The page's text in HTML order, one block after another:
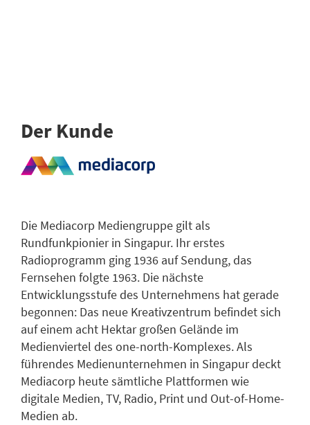
Der Kunde
Die Mediacorp Mediengruppe gilt als
Rundfunkpionier in Singapur. Ihr erstes
Radioprogramm ging 1936 auf Sendung, das
Fernsehen folgte 1963. Die nächste
Entwicklungsstufe des Unternehmens hat gerade
begonnen: Das neue Kreativzentrum befindet sich
auf einem acht Hektar großen Gelände im
Medienviertel des one-north-Komplexes. Als
führendes Medienunternehmen in Singapur deckt
Mediacorp heute sämtliche Plattformen wie
digitale Medien, TV, Radio, Print und Out-of-Home-
Medien ab.